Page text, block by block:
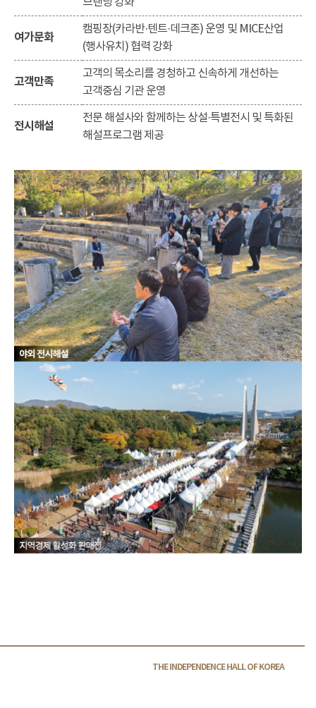
여가문화
캠핑장(카라반·텐트·데크존) 운영 및 MICE산업
(행사유치) 협력 강화
고객만족
고객의 목소리를 경청하고 신속하게 개선하는
고객중심 기관 운영
전시해설
전문 해설사와 함께하는 상설·특별전시 및 특화된
해설프로그램 제공
THE INDEPENDENCE HALL OF KOREA